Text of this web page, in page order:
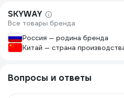
SKYWAY
Все товары бренда
Россия — родина бренда
Китай — страна
Вопросы и ответы